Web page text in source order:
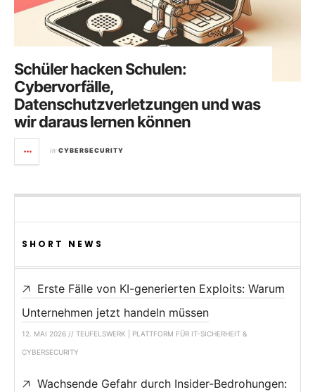
Schüler hacken Schulen:
Cybervorfälle,
Datenschutzverletzungen und was
wir daraus lernen können
in CYBERSECURITY
SHORT NEWS
Erste Fälle von KI-generierten Exploits: Warum
Unternehmen jetzt handeln müssen
12. MAI 2026 // TEUFELSWERK | PLATTFORM FÜR IT-SICHERHEIT &
CYBERSECURITY
Wachsende Gefahr durch Insider-Bedrohungen: